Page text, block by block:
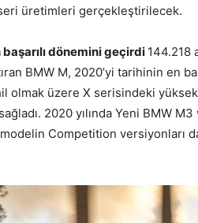
üretimleri gerçekleştirilecek.
başarılı dönemini geçirdi 144.218
BMW M, 2020’yi tarihinin en
olmak üzere X serisindeki
sağladı. 2020 yılında Yeni BMW
Competition versiyonları